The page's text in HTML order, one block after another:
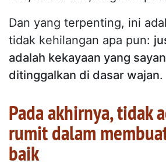
Dan yang terpenting, ini
tidak kehilangan apa pun:
adalah kekayaan yang
ditinggalkan di dasar wajan.
Pada akhirnya, tidak
rumit dalam
baik